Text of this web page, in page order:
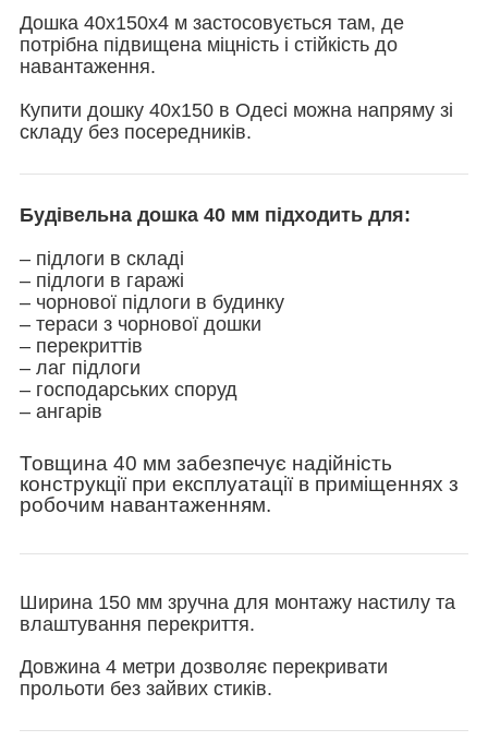
Дошка 40х150х4 м застосовується там, де
потрібна підвищена міцність і стійкість до
навантаження.
Купити дошку 40х150 в Одесі можна напряму зі
складу без посередників.
Будівельна дошка 40 мм підходить для:
– підлоги в складі
– підлоги в гаражі
– чорнової підлоги в будинку
– тераси з чорнової дошки
– перекриттів
– лаг підлоги
– господарських споруд
– ангарів
Товщина 40 мм забезпечує надійність
конструкції при експлуатації в приміщеннях з
робочим навантаженням.
Ширина 150 мм зручна для монтажу настилу та
влаштування перекриття.
Довжина 4 метри дозволяє перекривати
прольоти без зайвих стиків.